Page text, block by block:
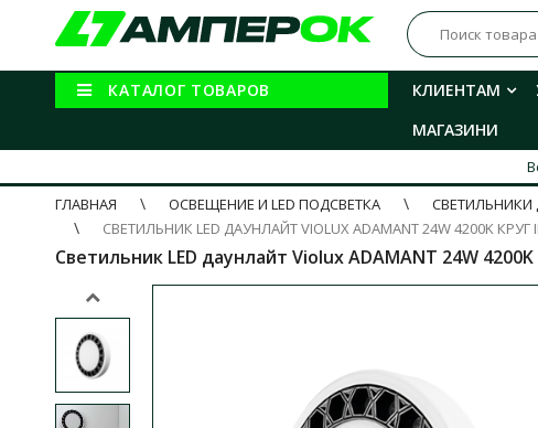
КАТАЛОГ ТОВАРОВ КЛИЕНТАМ
МАГАЗИНИ
ГЛАВНАЯ
ОСВЕЩЕНИЕ И LED ПОДСВЕТКА
СВЕТИЛЬНИК LED ДАУНЛАЙТ VIOLUX ADAMANT 24W 4200K
Светильник LED даунлайт Violux ADAMANT 24W